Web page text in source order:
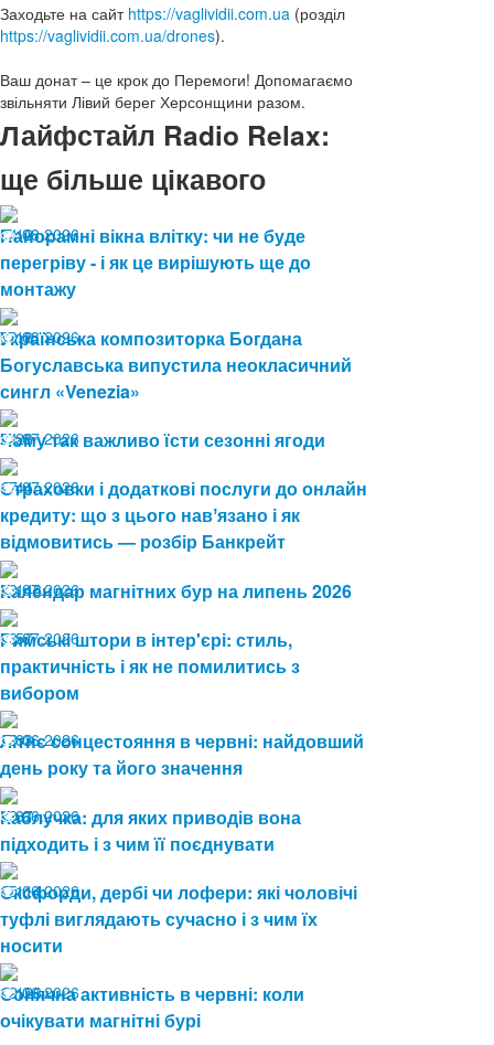
Заходьте на сайт https://vaglividii.com.ua (розділ
https://vaglividii.com.ua/drones).
Ваш донат – це крок до Перемоги! Допомагаємо
звільняти Лівий берег Херсонщини разом.
Лайфстайл Radio Relax:
ще більше цікавого
04.08.2026
12
Панорамні вікна влітку: чи не буде
перегріву - і як це вирішують ще до
монтажу
03.08.2026
18
Українська композиторка Богдана
Богуславська випустила неокласичний
сингл «Venezia»
24.07.2026
28
Чому так важливо їсти сезонні ягоди
17.07.2026
44
Страховки і додаткові послуги до онлайн
кредиту: що з цього навʼязано і як
відмовитись — розбір Банкрейт
13.07.2026
148
Календар магнітних бур на липень 2026
08.07.2026
57
Римські штори в інтер'єрі: стиль,
практичність і як не помилитись з
вибором
19.06.2026
83
Літнє сонцестояння в червні: найдовший
день року та його значення
19.06.2026
87
Каблучка: для яких приводів вона
підходить і з чим її поєднувати
15.06.2026
114
Оксфорди, дербі чи лофери: які чоловічі
туфлі виглядають сучасно і з чим їх
носити
12.06.2026
126
Сонячна активність в червні: коли
очікувати магнітні бурі